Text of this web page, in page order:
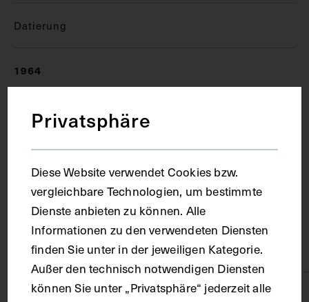
Datierung
1964
Material
Papier
Technik
Privatsphäre
Diese Website verwendet Cookies bzw.
vergleichbare Technologien, um bestimmte
Dienste anbieten zu können. Alle
Informationen zu den verwendeten Diensten
finden Sie unter in der jeweiligen Kategorie.
Außer den technisch notwendigen Diensten
können Sie unter „Privatsphäre“ jederzeit alle